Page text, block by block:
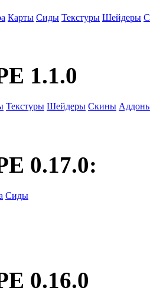
Карты Сиды Текстуры Шейдеры
1.1.0
Текстуры Шейдеры Скины
0.17.0:
Сиды
0.16.0